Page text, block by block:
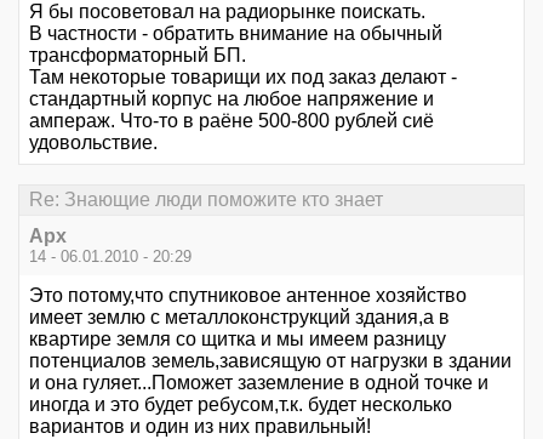
Я бы посоветовал на радиорынке поискать.
В частности - обратить внимание на обычный
трансформаторный БП.
Там некоторые товарищи их под заказ делают -
стандартный корпус на любое напряжение и
ампераж. Что-то в раёне 500-800 рублей сиё
удовольствие.
Re: Знающие люди поможите кто знает
Арх
14 - 06.01.2010 - 20:29
Это потому,что спутниковое антенное хозяйство
имеет землю с металлоконструкций здания,а в
квартире земля со щитка и мы имеем разницу
потенциалов земель,зависящую от нагрузки в здании
и она гуляет...Поможет заземление в одной точке и
иногда и это будет ребусом,т.к. будет несколько
вариантов и один из них правильный!